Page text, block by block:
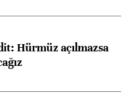
Hürmüz açılmazsa